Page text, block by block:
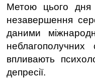
Метою цього дня
незавершення
даними
впливають
депресії.